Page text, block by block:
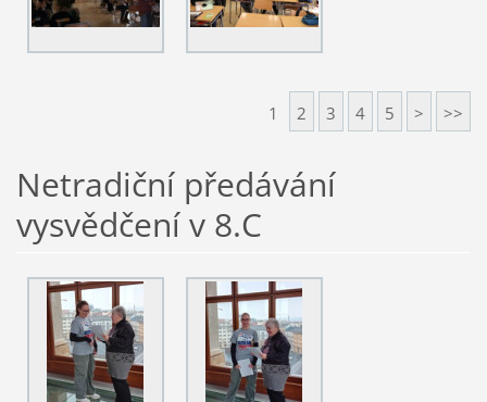
1 2 3 4 5 > >>
Netradiční předávání
vysvědčení v 8.C